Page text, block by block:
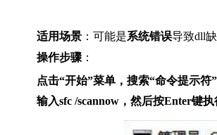
适用场景 ：可能是系统错误导致dll
操作步骤 ：
点击“开始”菜单，搜索“命令提示符
输入sfc /scannow，然后按Enter键执